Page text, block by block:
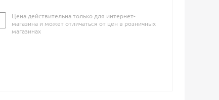
Цена действительна только для интернет-
магазина и может отличаться от цен в розничных
магазинах